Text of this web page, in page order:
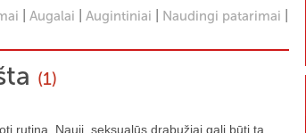
Augalai Augintiniai Naudingi patarimai
(1)
rutina. Nauji, seksualūs drabužiai gali būti ta